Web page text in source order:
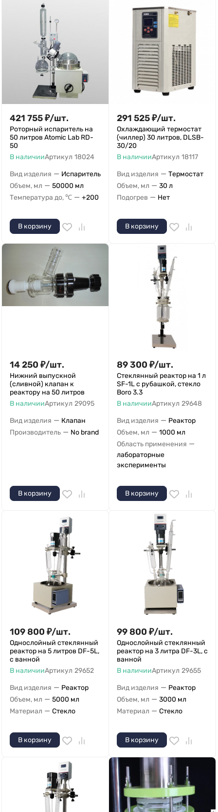
421 755₽/шт.
Роторный испаритель на
50 литров Atomic Lab RD-
50
В наличииАртикул 18024
Вид изделия — Испаритель
Объем, мл — 50000 мл
Температура до, ℃ — +200
В корзину
291 525₽/шт.
Охлаждающий термостат
(чиллер) 30 литров, DLSB-
30/20
В наличииАртикул 18117
Вид изделия — Термостат
Объем, мл — 30 л
Подогрев — Нет
В корзину
14 250 ₽/шт.
Нижний выпускной
(сливной) клапан к
реактору на 50 литров
В наличииАртикул 29095
Вид изделия — Клапан
Производитель — No brand
В корзину
89 300 ₽/шт.
Стеклянный реактор на 1 л
SF-1L с рубашкой, стекло
Boro 3.3
В наличииАртикул 29648
Вид изделия — Реактор
Объем, мл — 1000 мл
Область применения —
лабораторные
эксперименты
В корзину
109 800 ₽/шт.
Однослойный стеклянный
реактор на 5 литров DF-5L,
с ванной
В наличииАртикул 29652
Вид изделия — Реактор
Объем, мл — 5000 мл
Материал — Стекло
В корзину
99 800 ₽/шт.
Однослойный стеклянный
реактор на 3 литра DF-3L, с
ванной
В наличииАртикул 29655
Вид изделия — Реактор
Объем, мл — 3000 мл
Материал — Стекло
В корзину